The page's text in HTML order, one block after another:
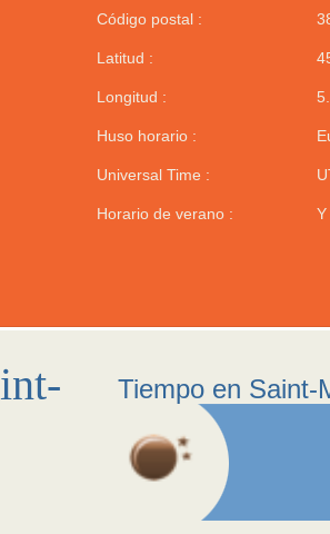
Código postal :
Latitud :
Longitud :
Huso horario :
Universal Time :
Horario de verano : Y
Tiempo en Saint-